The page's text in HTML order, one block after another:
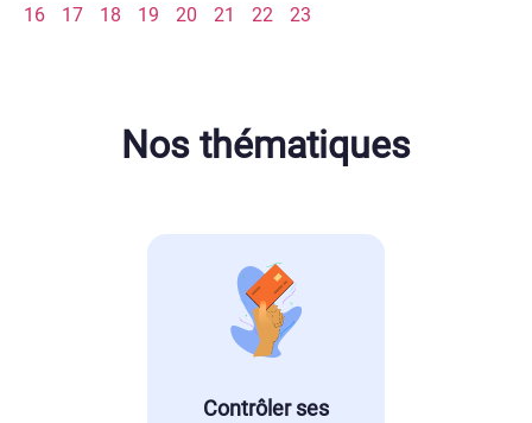
16
17 18 19 20 21 22 23
Nos thématiques
Contrôler ses